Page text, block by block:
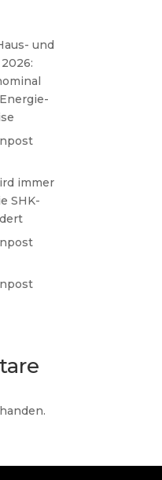
und
immer
SHK-